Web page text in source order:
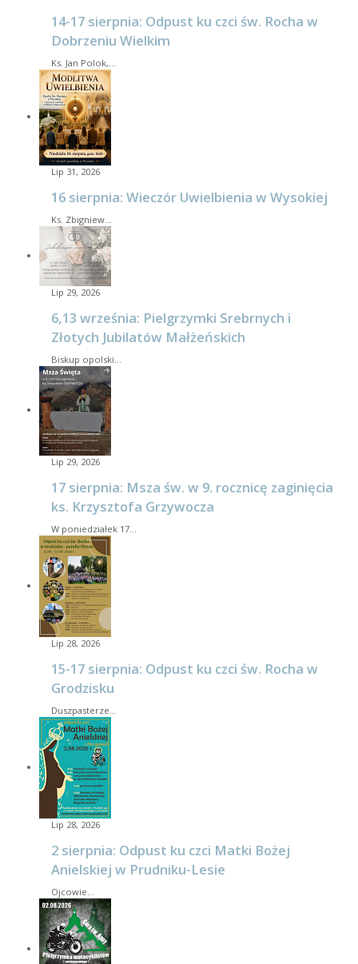
14-17 sierpnia: Odpust ku czci św. Rocha w
Dobrzeniu Wielkim
Ks. Jan Polok,…
Lip 31, 2026
16 sierpnia: Wieczór Uwielbienia w Wysokiej
Ks. Zbigniew…
Lip 29, 2026
6,13 września: Pielgrzymki Srebrnych i
Złotych Jubilatów Małżeńskich
Biskup opolski…
Lip 29, 2026
17 sierpnia: Msza św. w 9. rocznicę zaginięcia
ks. Krzysztofa Grzywocza
W poniedziałek 17…
Lip 28, 2026
15-17 sierpnia: Odpust ku czci św. Rocha w
Grodzisku
Duszpasterze…
Lip 28, 2026
2 sierpnia: Odpust ku czci Matki Bożej
Anielskiej w Prudniku-Lesie
Ojcowie…